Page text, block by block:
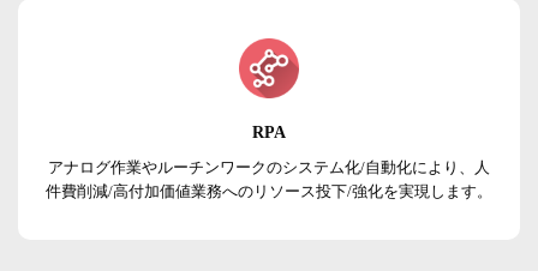
RPA
アナログ作業やルーチンワークのシステム化/自動化により、人
件費削減/高付加価値業務へのリソース投下/強化を実現します。